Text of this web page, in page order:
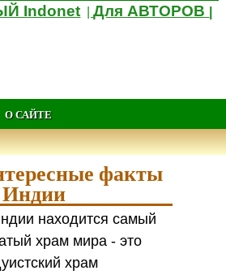
Indonet |Для АВТОРОВ
О САЙТЕ
факты
Индии
находится самый
храм мира - это
храм